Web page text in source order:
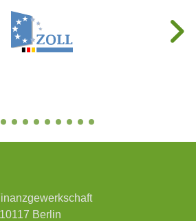
Berlin